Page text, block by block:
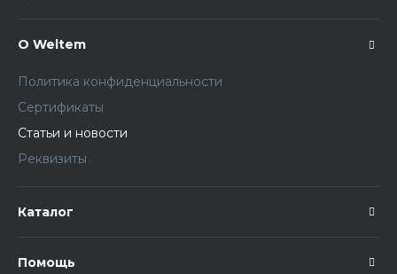
О Weltem
Политика конфиденциальности
Сертификаты
Статьи и новости
Реквизиты
Каталог
Помощь